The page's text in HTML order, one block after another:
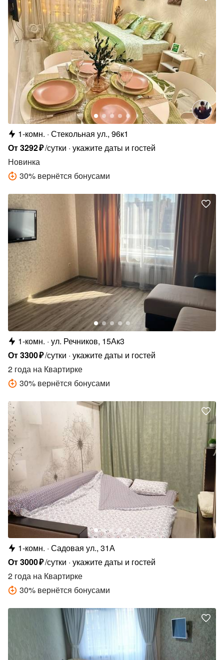
1-комн. Стекольная ул., 96к1
От3292₽/сутки укажите даты и гостей
Новинка
30% вернётся бонусами
1-комн. ул. Речников, 15Ак3
От3300₽/сутки укажите даты и гостей
2 года на Квартирке
30% вернётся бонусами
1-комн. Садовая ул., 31А
От3000₽/сутки укажите даты и гостей
2 года на Квартирке
30% вернётся бонусами